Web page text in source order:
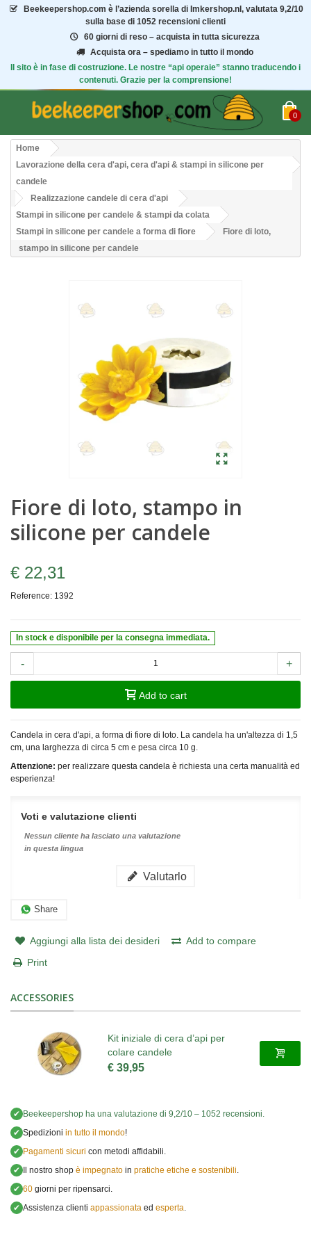
Beekeepershop.com è l’azienda sorella di Imkershop.nl, valutata 9,2/10
sulla base di 1052 recensioni clienti
60 giorni di reso – acquista in tutta sicurezza
Acquista ora – spediamo in tutto il mondo
Il sito è in fase di costruzione. Le nostre “api operaie” stanno traducendo i
contenuti. Grazie per la comprensione!
0
Home
Lavorazione della cera d'api, cera d'api & stampi in silicone per
candele
Realizzazione candele di cera d'api
Stampi in silicone per candele & stampi da colata
Stampi in silicone per candele a forma di fiore
Fiore di loto,
stampo in silicone per candele
Fiore di loto, stampo in
silicone per candele
€ 22,31
Reference: 1392
In stock e disponibile per la consegna immediata.
- +
Add to cart
Candela in cera d'api, a forma di fiore di loto. La candela ha un'altezza di 1,5
cm, una larghezza di circa 5 cm e pesa circa 10 g.
Attenzione: per realizzare questa candela è richiesta una certa manualità ed
esperienza!
Voti e valutazione clienti
Nessun cliente ha lasciato una valutazione
in questa lingua
Valutarlo
Share
Aggiungi alla lista dei desideri
Add to compare
Print
ACCESSORIES
Kit iniziale di cera d’api per
colare candele
€ 39,95
✔ Beekeepershop ha una valutazione di 9,2/10 – 1052 recensioni.
✔ Spedizioni in tutto il mondo!
✔ Pagamenti sicuri con metodi affidabili.
✔ Il nostro shop è impegnato in pratiche etiche e sostenibili
✔ 60 giorni per ripensarci.
✔ Assistenza clienti appassionata ed esperta